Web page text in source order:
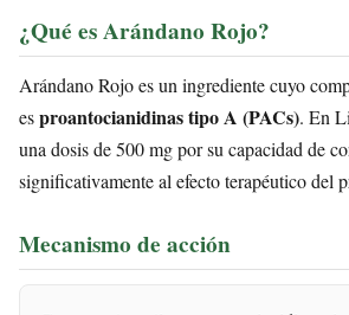
¿Qué es Arándano Rojo?
Arándano Rojo es un ingrediente cuyo
esproantocianidinas tipo A (PACs). En
una dosis de 500 mg por su capacidad de
significativamente al efecto terapéutico del
Mecanismo de acción